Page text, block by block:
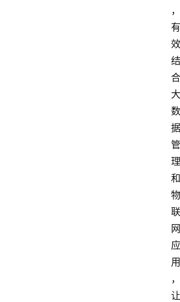
，
有
效
结
合
大
数
据
管
理
和
物
联
网
应
用
，
让